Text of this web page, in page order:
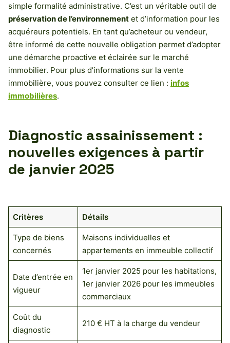
simple formalité administrative. C’est un véritable outil de
préservation de l’environnement et d’information pour les
acquéreurs potentiels. En tant qu’acheteur ou vendeur,
être informé de cette nouvelle obligation permet d’adopter
une démarche proactive et éclairée sur le marché
immobilier. Pour plus d’informations sur la vente
immobilière, vous pouvez consulter ce lien : infos
immobilières.
Diagnostic assainissement :
nouvelles exigences à partir
de janvier 2025
Critères Détails
Type de biens
concernés
Maisons individuelles et
appartements en immeuble collectif
Date d’entrée en
vigueur
1er janvier 2025 pour les habitations,
1er janvier 2026 pour les immeubles
commerciaux
Coût du
diagnostic
210 € HT à la charge du vendeur